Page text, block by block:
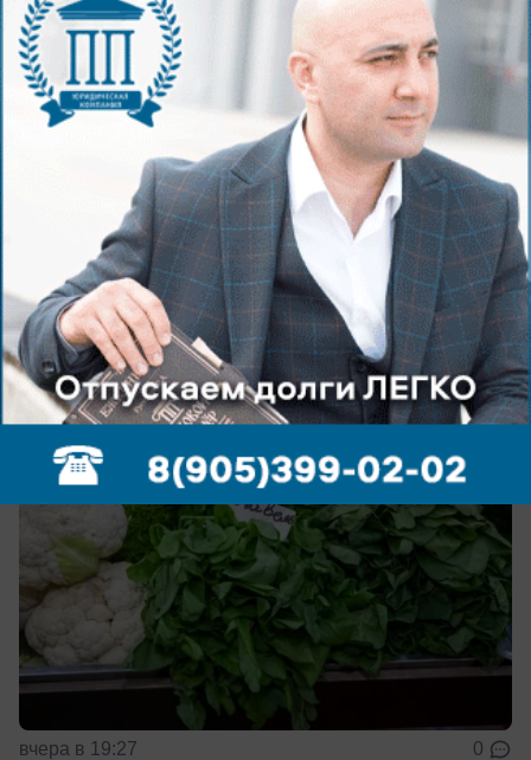
вчера в 20:25 1
Волгоградстат назвал продукты,
которые подорожали и подешевели за
неделю
Статистика
вчера в 19:27 0